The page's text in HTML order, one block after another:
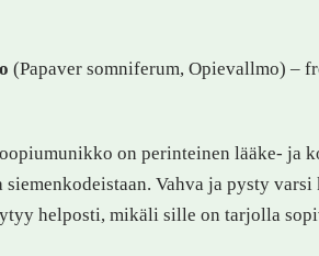
(Papaver somniferum, Opievallmo) –
on perinteinen lääke- ja
Vahva ja pysty
helposti, mikäli sille on tarjolla